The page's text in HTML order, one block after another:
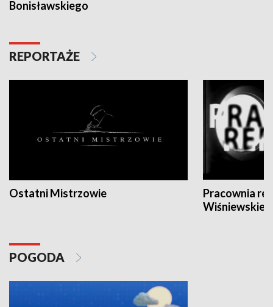
Bonisławskiego
REPORTAŻE
Ostatni Mistrzowie
Pracownia
POGODA